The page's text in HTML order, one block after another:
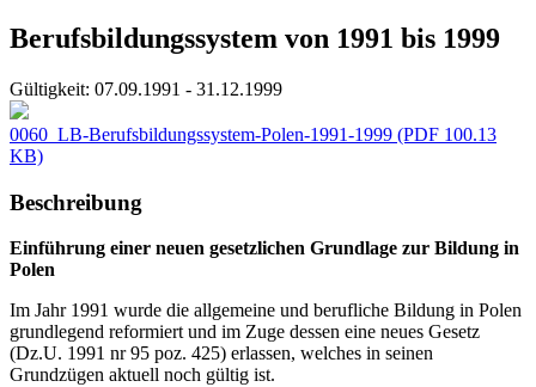
Berufsbildungssystem von 1991 bis 1999
Gültigkeit: 07.09.1991 - 31.12.1999
0060_LB-Berufsbildungssystem-Polen-1991-1999 (PDF 100.13
KB)
Beschreibung
Einführung einer neuen gesetzlichen Grundlage zur Bildung in
Polen
Im Jahr 1991 wurde die allgemeine und berufliche Bildung in Polen
grundlegend reformiert und im Zuge dessen eine neues Gesetz
(Dz.U. 1991 nr 95 poz. 425) erlassen, welches in seinen
Grundzügen aktuell noch gültig ist.